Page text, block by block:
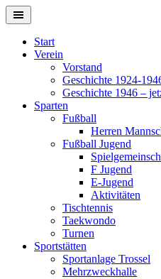
Springe
zum
Start
Verein
Vorstand
Geschichte 1924-
Geschichte 1946 –
Sparten
Fußball
Herren
Fußball Jugend
F Jugend
E-Jugend
Aktivitäten
Tischtennis
Taekwondo
Turnen
Sportstätten
Sportanlage Trossel
Mehrzweckhalle